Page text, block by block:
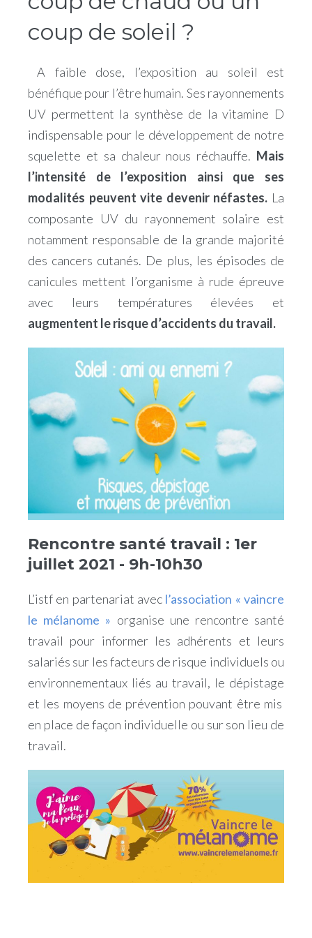
coup de soleil ?
A faible dose, l’exposition au soleil est
bénéfique pour l’être humain. Ses rayonnements
UV permettent la synthèse de la vitamine D
indispensable pour le développement de notre
squelette et sa chaleur nous réchauffe. Mais
l’intensité de l’exposition ainsi que ses
modalités peuvent vite devenir néfastes. La
composante UV du rayonnement solaire est
notamment responsable de la grande majorité
des cancers cutanés. De plus, les épisodes de
canicules mettent l’organisme à rude épreuve
avec leurs températures élevées et
augmentent le risque d’accidents du travail.
Rencontre santé travail : 1er
juillet 2021 - 9h-10h30
L’istf en partenariat avec l’association « vaincre
le mélanome » organise une rencontre santé
travail pour informer les adhérents et leurs
salariés sur les facteurs de risque individuels ou
environnementaux liés au travail, le dépistage
et les moyens de prévention pouvant être mis
en place de façon individuelle ou sur son lieu de
travail.